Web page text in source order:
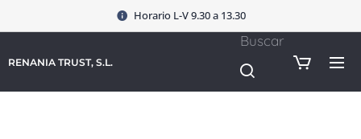
Horario L-V 9.30 a 13.30
RENANIA TRUST, S.L.
Buscar